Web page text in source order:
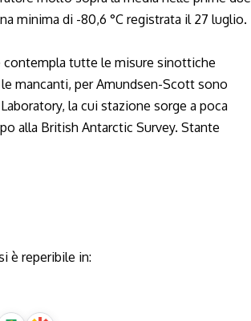
minima di -80,6 °C registrata il 27 luglio.
contempla tutte le misure sinottiche
mancanti, per Amundsen-Scott sono
la cui stazione sorge a poca
alla British Antarctic Survey. Stante
è reperibile in: